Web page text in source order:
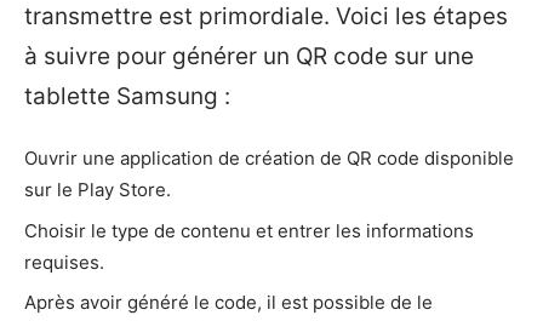
transmettre est primordiale. Voici les étapes
à suivre pour générer un QR code sur une
tablette Samsung :
Ouvrir une application de création de QR code disponible
sur le Play Store.
Choisir le type de contenu et entrer les informations
requises.
Après avoir généré le code, il est possible de le